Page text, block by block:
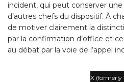
incident, qui peut conserver
d’autres chefs du dispositif. À
de motiver clairement la
par la confirmation d’office et
au débat par la voie de l’appel
X (formerly